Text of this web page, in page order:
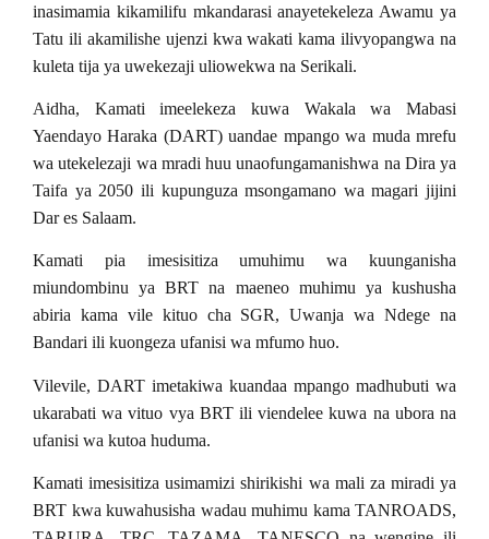
inasimamia kikamilifu mkandarasi anayetekeleza Awamu ya
Tatu ili akamilishe ujenzi kwa wakati kama ilivyopangwa na
kuleta tija ya uwekezaji uliowekwa na Serikali.
Aidha, Kamati imeelekeza kuwa Wakala wa Mabasi
Yaendayo Haraka (DART) uandae mpango wa muda mrefu
wa utekelezaji wa mradi huu unaofungamanishwa na Dira ya
Taifa ya 2050 ili kupunguza msongamano wa magari jijini
Dar es Salaam.
Kamati pia imesisitiza umuhimu wa kuunganisha
miundombinu ya BRT na maeneo muhimu ya kushusha
abiria kama vile kituo cha SGR, Uwanja wa Ndege na
Bandari ili kuongeza ufanisi wa mfumo huo.
Vilevile, DART imetakiwa kuandaa mpango madhubuti wa
ukarabati wa vituo vya BRT ili viendelee kuwa na ubora na
ufanisi wa kutoa huduma.
Kamati imesisitiza usimamizi shirikishi wa mali za miradi ya
BRT kwa kuwahusisha wadau muhimu kama TANROADS,